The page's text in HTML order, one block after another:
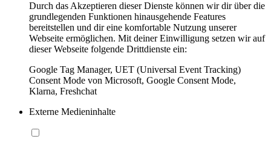
Durch das Akzeptieren dieser Dienste können wir dir über die
grundlegenden Funktionen hinausgehende Features
bereitstellen und dir eine komfortable Nutzung unserer
Webseite ermöglichen. Mit deiner Einwilligung setzen wir auf
dieser Webseite folgende Drittdienste ein:
Google Tag Manager, UET (Universal Event Tracking)
Consent Mode von Microsoft, Google Consent Mode,
Klarna, Freshchat
Externe Medieninhalte